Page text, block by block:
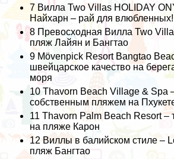
7 Вилла Two Villas HOLIDAY
Найхарн – рай для влюбленных!
8 Превосходная Вилла Two
пляж Лайян и Бангтао
9 Mövenpick Resort Bangtao
швейцарское качество на
моря
10 Thavorn Beach Village & Spa
собственным пляжем на
11 Thavorn Palm Beach Resort –
на пляже Карон
12Виллы в балийском стиле –
пляж Бангтао